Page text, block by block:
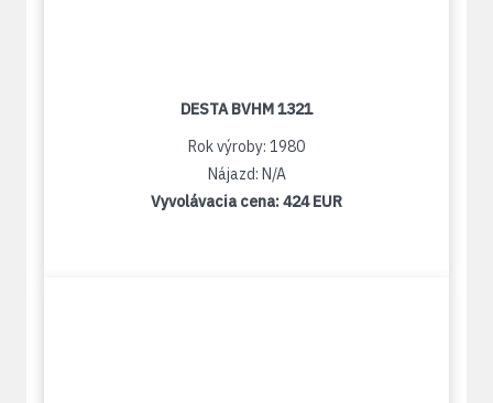
DESTA BVHM 1321
Rok výroby: 1980
Nájazd: N/A
Vyvolávacia cena:424 EUR